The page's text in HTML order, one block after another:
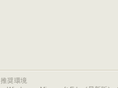
推奨環境